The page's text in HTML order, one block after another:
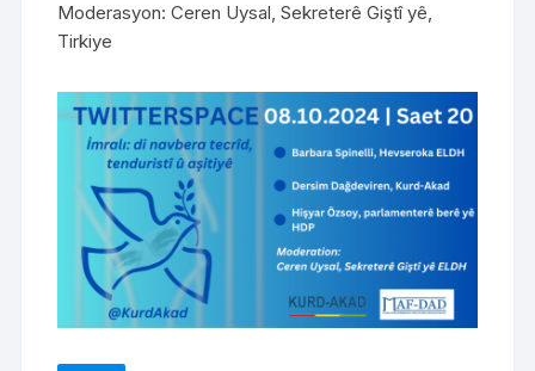
Moderasyon: Ceren Uysal, Sekreterê Giştî yê,
Tirkiye